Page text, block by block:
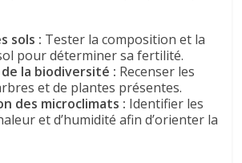
sols : Tester la composition et la
pour déterminer sa fertilité.
la biodiversité : Recenser les
et de plantes présentes.
des microclimats : Identifier les
et d’humidité afin d’orienter la